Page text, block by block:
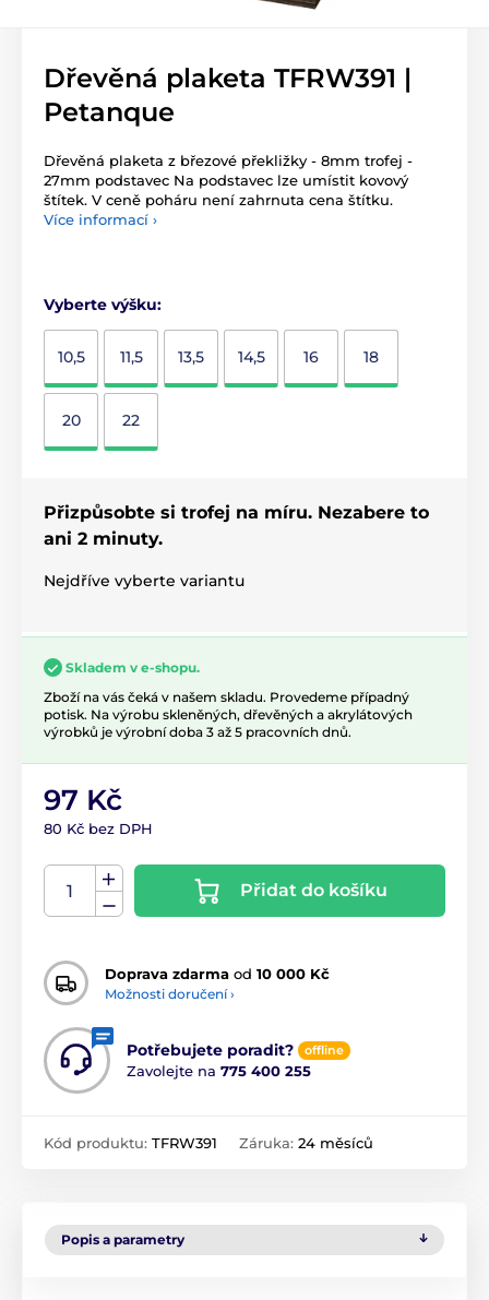
Dřevěná plaketa TFRW391 |
Petanque
Dřevěná plaketa z březové překližky - 8mm trofej -
27mm podstavec Na podstavec lze umístit kovový
štítek. V ceně poháru není zahrnuta cena štítku.
Více informací ›
Vyberte výšku:
10,5 11,5 13,5 14,5 16 18
20 22
Přizpůsobte si trofej na míru. Nezabere to
ani 2 minuty.
Nejdříve vyberte variantu
Skladem v e-shopu.
Zboží na vás čeká v našem skladu. Provedeme případný
potisk. Na výrobu skleněných, dřevěných a akrylátových
výrobků je výrobní doba 3 až 5 pracovních dnů.
97 Kč
80 Kč bez DPH
Přidat do košíku
Doprava zdarma od 10 000 Kč
Možnosti doručení ›
Potřebujete poradit? offline
Zavolejte na 775 400 255
Kód produktu: TFRW391 Záruka: 24 měsíců
Popis a parametry